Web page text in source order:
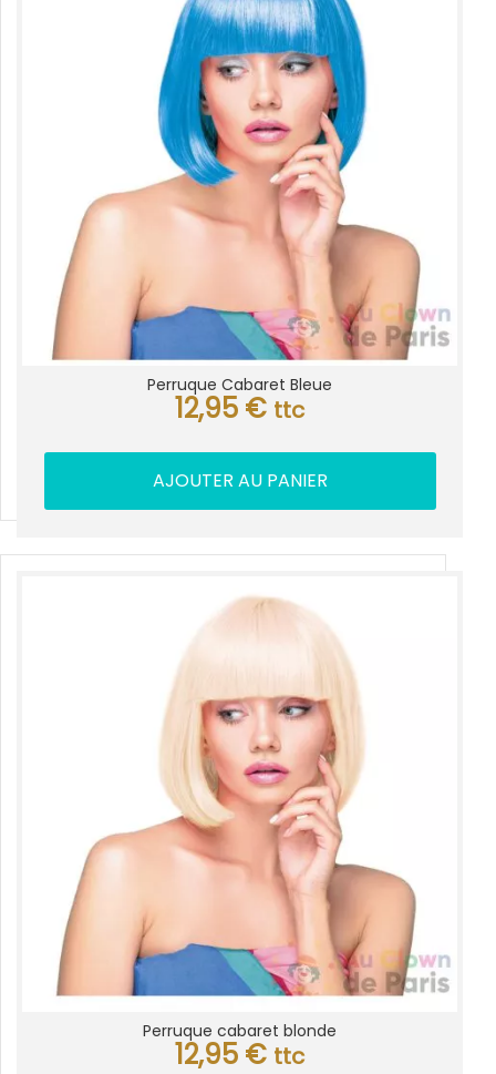
Perruque Cabaret Bleue
12,95 € ttc
AJOUTER AU PANIER
Perruque cabaret blonde
12,95 € ttc